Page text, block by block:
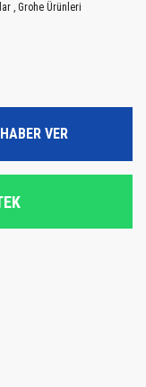
,Grohe Ürünleri
VER